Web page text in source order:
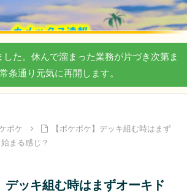
した。休んで溜まった業務が片づき次第ま
条通り元気に再開します。
ポケ
【ポケポケ】デッキ組む時はまず
まる感じ？
デッキ組む時はまずオーキド